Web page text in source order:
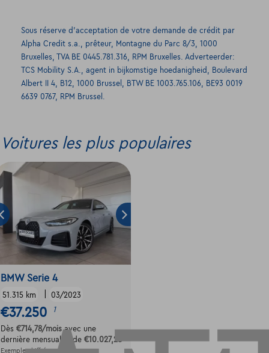
Sous réserve d’acceptation de votre demande de crédit par
Alpha Credit s.a., prêteur, Montagne du Parc 8/3, 1000
Bruxelles, TVA BE 0445.781.316, RPM Bruxelles. Adverteerder:
TCS Mobility S.A., agent in bijkomstige hoedanigheid, Boulevard
Albert II 4, B12, 1000 Brussel, BTW BE 1003.765.106, BE93 0019
6639 0767, RPM Brussel.
Voitures les plus populaires
BMW Serie 4
51.315 km 03/2023
€37.250 1
Dès €714,78/moisavec une
dernière mensualité de €10.027,28
Exemple chiffré complet